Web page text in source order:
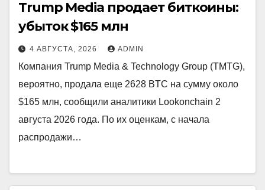
Trump Media продает биткоины:
убыток $165 млн
4 АВГУСТА, 2026 ADMIN
Компания Trump Media & Technology Group (TMTG),
вероятно, продала еще 2628 BTC на сумму около
$165 млн, сообщили аналитики Lookonchain 2
августа 2026 года. По их оценкам, с начала
распродажи…